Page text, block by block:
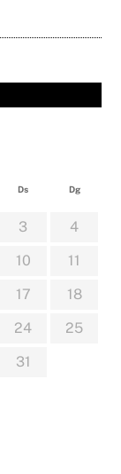
Ds Dg
3
4
10
11
17
18
24
25
31